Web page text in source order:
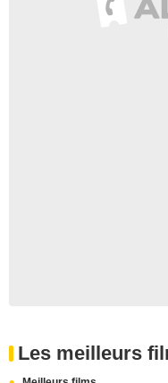
Les meilleurs